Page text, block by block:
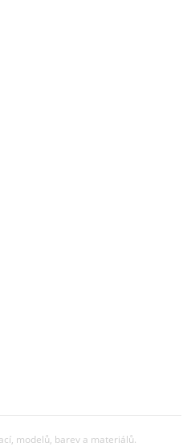
modelů, barev a materiálů.